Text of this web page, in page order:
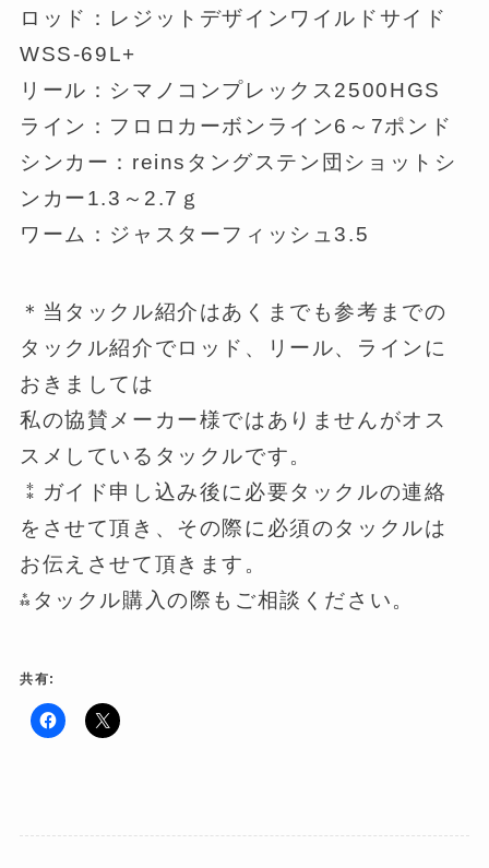
ロッド：レジットデザインワイルドサイド
WSS-69L+
リール：シマノコンプレックス2500HGS
ライン：フロロカーボンライン6～7ポンド
シンカー：reinsタングステン団ショットシ
ンカー1.3～2.7ｇ
ワーム：ジャスターフィッシュ3.5
＊当タックル紹介はあくまでも参考までの
タックル紹介でロッド、リール、ラインに
おきましては
私の協賛メーカー様ではありませんがオス
スメしているタックルです。
⁑ガイド申し込み後に必要タックルの連絡
をさせて頂き、その際に必須のタックルは
お伝えさせて頂きます。
⁂タックル購入の際もご相談ください。
共有:
F
k
ク
で